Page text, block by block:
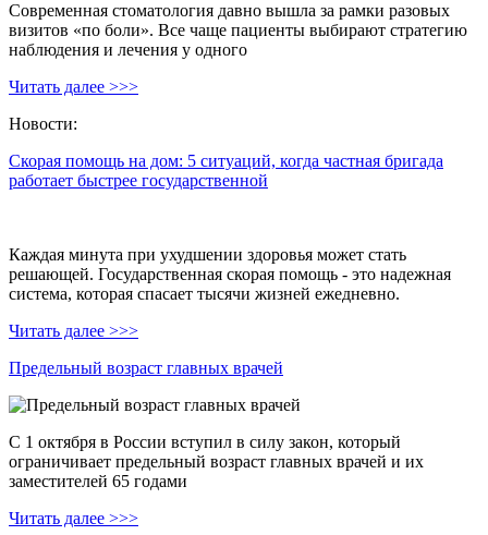
Современная стоматология давно вышла за рамки разовых
визитов «по боли». Все чаще пациенты выбирают стратегию
наблюдения и лечения у одного
Читать далее >>>
Новости:
Скорая помощь на дом: 5 ситуаций, когда частная бригада
работает быстрее государственной
Каждая минута при ухудшении здоровья может стать
решающей. Государственная скорая помощь - это надежная
система, которая спасает тысячи жизней ежедневно.
Читать далее >>>
Предельный возраст главных врачей
С 1 октября в России вступил в силу закон, который
ограничивает предельный возраст главных врачей и их
заместителей 65 годами
Читать далее >>>